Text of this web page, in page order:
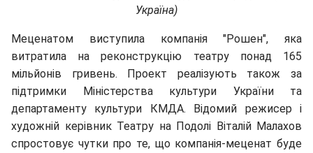
Україна)
Меценатом виступила компанія "Рошен", яка
витратила на реконструкцію театру понад 165
мільйонів гривень. Проект реалізують також за
підтримки Міністерства культури України та
департаменту культури КМДА. Відомий режисер і
художній керівник Театру на Подолі Віталій Малахов
спростовує чутки про те, що компанія-меценат буде